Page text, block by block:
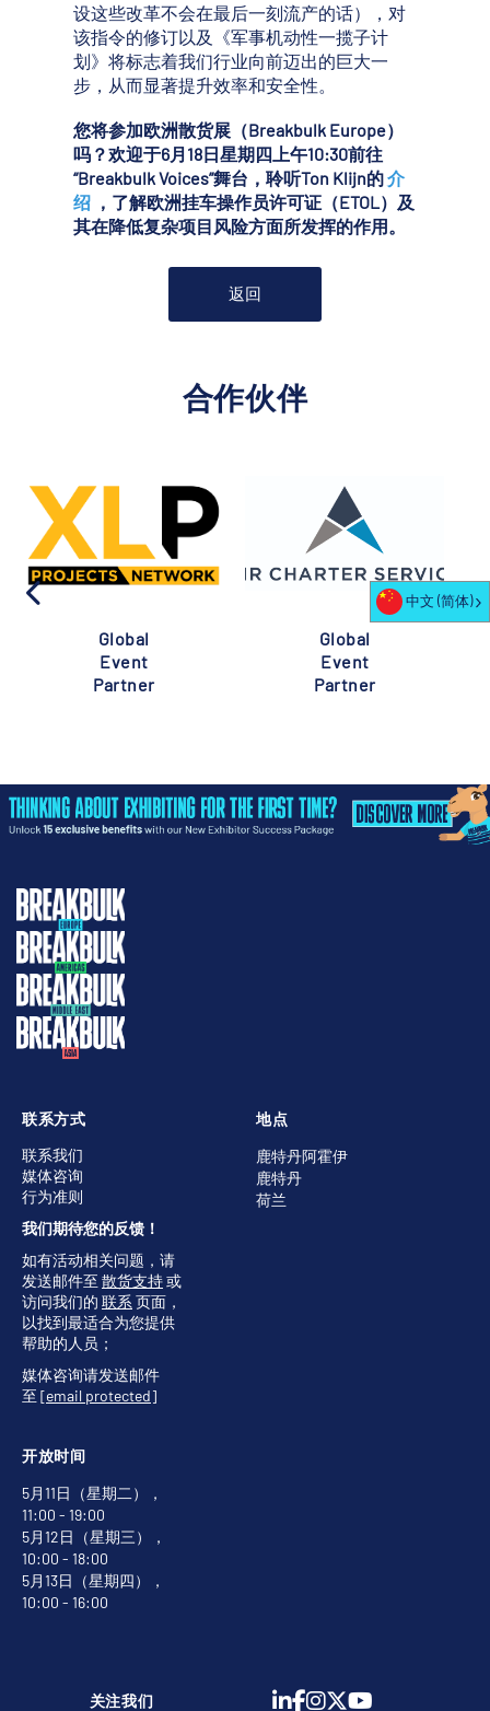
设这些改革不会在最后一刻流产的话），对
该指令的修订以及《军事机动性一揽子计
划》将标志着我们行业向前迈出的巨大一
步，从而显著提升效率和安全性。
您将参加欧洲散货展（Breakbulk Europe）
吗？欢迎于6月18日星期四上午10:30前往
“Breakbulk Voices”舞台，聆听Ton Klijn的介
绍 ，了解欧洲挂车操作员许可证（ETOL）及
其在降低复杂项目风险方面所发挥的作用。
返回
合作伙伴
Global
Event
Partner
Global
Event
Partner
地点
鹿特丹阿霍伊
鹿特丹
荷兰
开放时间
5月11日（星期二），
11:00 - 19:00
5月12日（星期三），
10:00 - 18:00
5月13日（星期四），
10:00 - 16:00
联系方式
联系我们
媒体咨询
行为准则
我们期待您的反馈！
如有活动相关问题，请
发送邮件至 散货支持或
访问我们的 联系 页面，
以找到最适合为您提供
帮助的人员；
媒体咨询请发送邮件
至 [email protected]
关注我们
中文 (简体)